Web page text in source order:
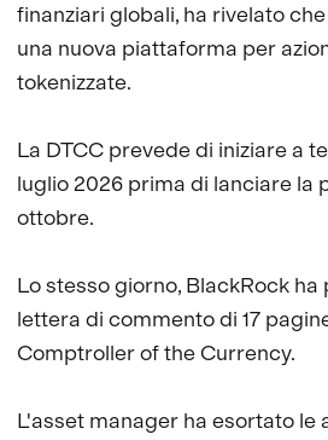
finanziari globali, ha rivelato
una nuova piattaforma per
tokenizzate.
La DTCC prevede di iniziare a
luglio 2026 prima di lanciare la
ottobre.
Lo stesso giorno, BlackRock ha
lettera di commento di 17
Comptroller of the Currency.
L'asset manager ha esortato le